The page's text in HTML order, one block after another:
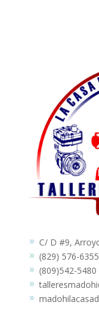
9 C/ D #9,
9 (829) 576-6355
9 (809)542-5480
9
9